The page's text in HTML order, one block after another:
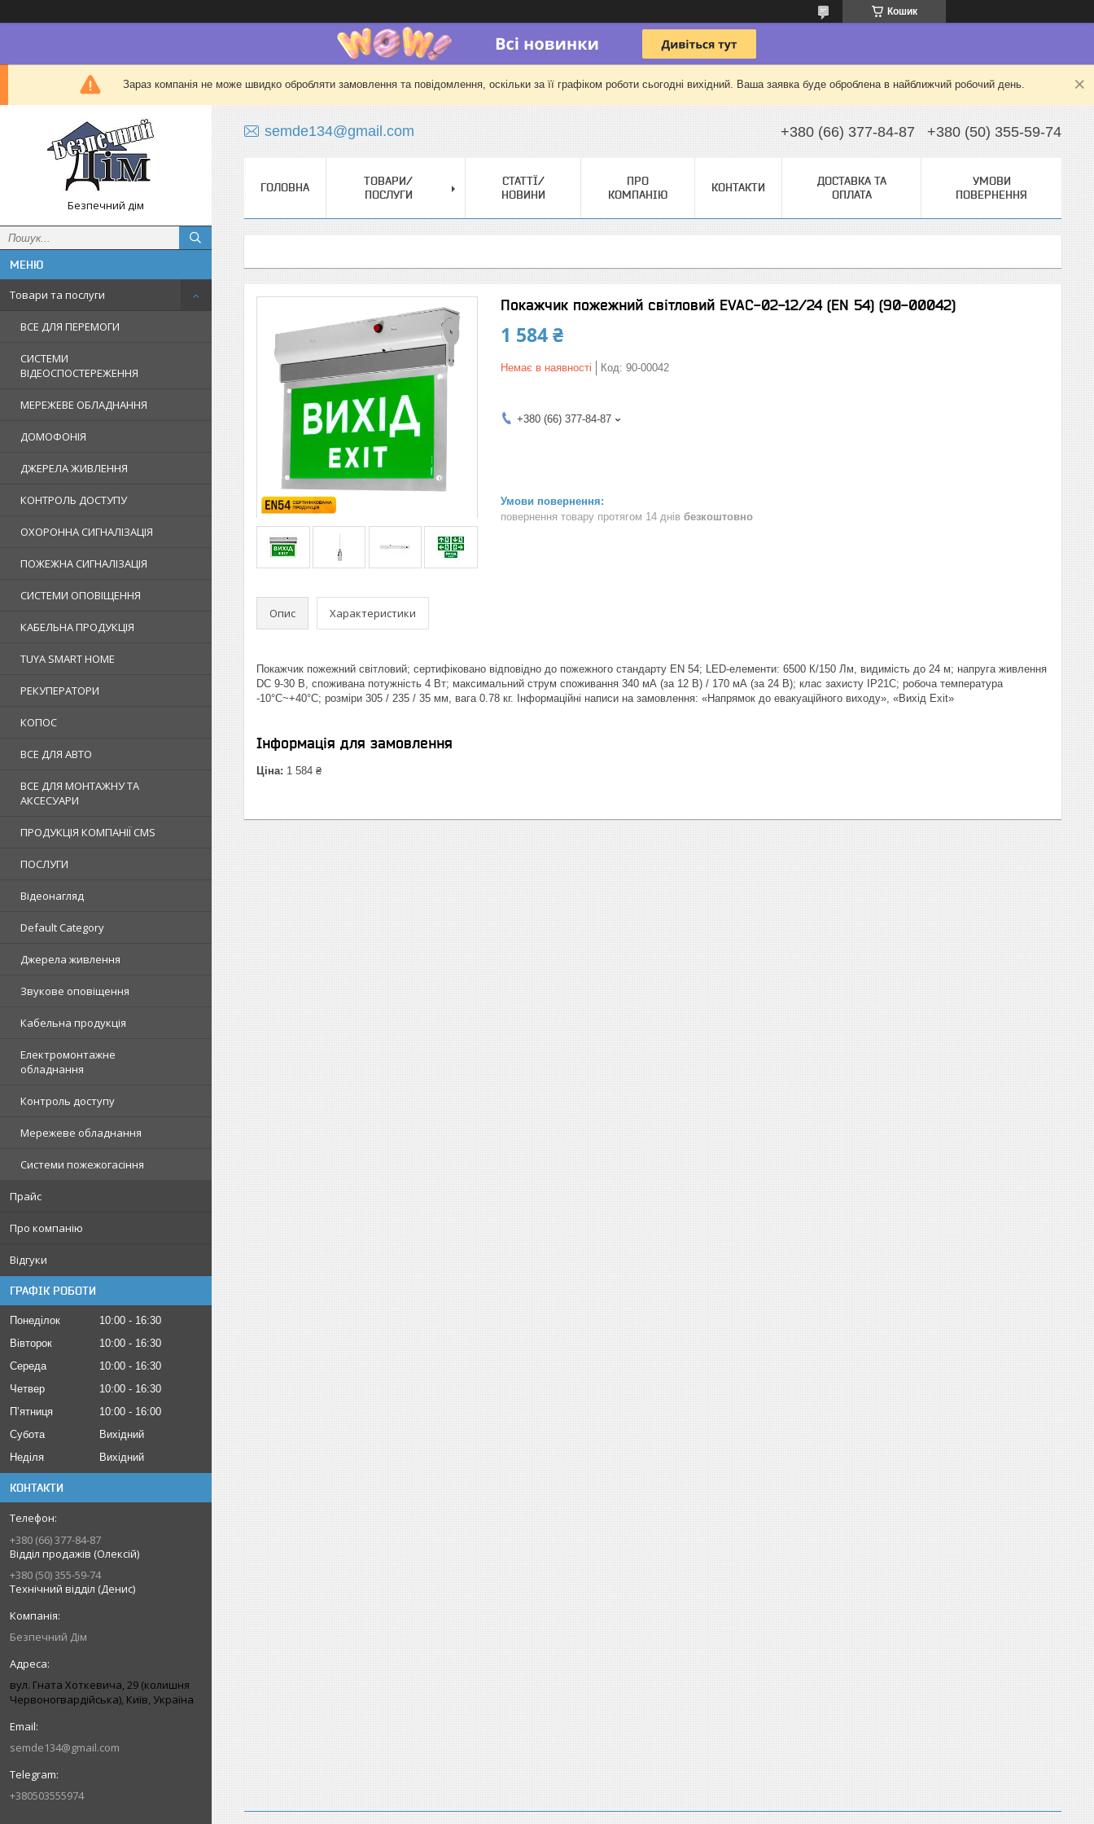
Кошик
Зараз компанія не може швидко обробляти замовлення та повідомлення, оскільки за її графіком роботи сьогодні вихідний. Ваша заявка буде оброблена в найближчий робочий день.
Безпечний дім
Товари та послуги
ВСЕ ДЛЯ ПЕРЕМОГИ
СИСТЕМИ
ВІДЕОСПОСТЕРЕЖЕННЯ
МЕРЕЖЕВЕ ОБЛАДНАННЯ
ДОМОФОНІЯ
ДЖЕРЕЛА ЖИВЛЕННЯ
КОНТРОЛЬ ДОСТУПУ
ОХОРОННА СИГНАЛІЗАЦІЯ
ПОЖЕЖНА СИГНАЛІЗАЦІЯ
СИСТЕМИ ОПОВІЩЕННЯ
КАБЕЛЬНА ПРОДУКЦІЯ
TUYA SMART HOME
РЕКУПЕРАТОРИ
КОПОС
ВСЕ ДЛЯ АВТО
ВСЕ ДЛЯ МОНТАЖНУ ТА
АКСЕСУАРИ
ПРОДУКЦІЯ КОМПАНІЇ CMS
ПОСЛУГИ
Відеонагляд
Default Category
Джерела живлення
Звукове оповіщення
Кабельна продукція
Електромонтажне
обладнання
Контроль доступу
Мережеве обладнання
Системи пожежогасіння
Прайс
Про компанію
Відгуки
ГРАФІК РОБОТИ
Понеділок 10:00
16:30
Вівторок
10:00
16:30
Середа
10:00
16:30
Четвер
10:00
16:30
Пʼятниця
10:00
16:00
Субота
Вихідний
Неділя
Вихідний
КОНТАКТИ
+380 (66) 377-84-87
Відділ продажів (Олексій)
+380 (50) 355-59-74
Технічний відділ (Денис)
Безпечний Дім
вул. Гната Хоткевича, 29 (колишня
Червоногвардійська), Київ, Україна
semde134@gmail.com
+380503555974
semde134@gmail.com +380 (66) 377-84-87 +380 (50) 355-59-74
ГОЛОВНА
ТОВАРИ/
ПОСЛУГИ
СТАТТЇ/
НОВИНИ
ПРО
КОМПАНІЮ
КОНТАКТИ
ДОСТАВКА ТА
ОПЛАТА
УМОВИ
ПОВЕРНЕННЯ
Покажчик пожежний світловий EVAC-02-12/24 (EN 54) (90-00042)
1 584 ₴
Немає в наявності Код: 90-00042
+380 (66) 377-84-87
повернення товару протягом 14 днів безкоштовно
Опис Характеристики
Покажчик пожежний світловий; сертифіковано відповідно до пожежного стандарту EN 54; LED-елементи: 6500 К/150 Лм, видимість до 24 м; напруга живлення
DC 9-30 В, споживана потужність 4 Вт; максимальний струм споживання 340 мА (за 12 В) / 170 мА (за 24 В); клас захисту IP21C; робоча температура
-10°C~+40°C; розміри 305 / 235 / 35 мм, вага 0.78 кг. Інформаційні написи на замовлення: «Напрямок до евакуаційного виходу», «Вихід Exit»
Інформація для замовлення
Ціна: 1 584 ₴